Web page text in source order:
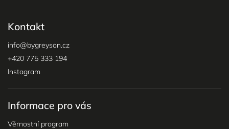
Kontakt
info@bygreyson.cz
+420 775 333 194
Instagram
Informace pro vás
Věrnostní program